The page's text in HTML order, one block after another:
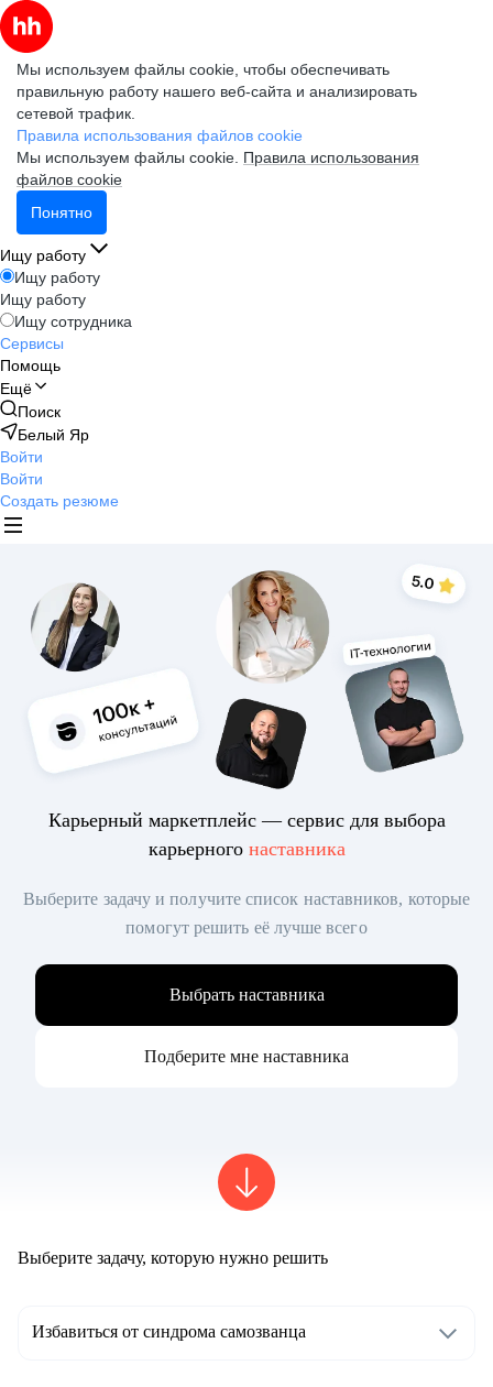
Мы используем файлы cookie, чтобы обеспечивать
правильную работу нашего веб-сайта и анализировать
сетевой трафик.
Правила использования файлов cookie
Мы используем файлы cookie. Правила использования
файлов cookie
Понятно
Ищу работу
Ищу работу
Ищу работу
Ищу сотрудника
Сервисы
Помощь
Ещё
Поиск
Белый Яр
Войти
Войти
Создать резюме
Карьерный маркетплейс — сервис для выбора
карьерного наставника
Выберите задачу и получите список наставников, которые
помогут решить её лучше всего
Выбрать наставника
Подберите мне наставника
Выберите задачу, которую нужно решить
Избавиться от синдрома самозванца